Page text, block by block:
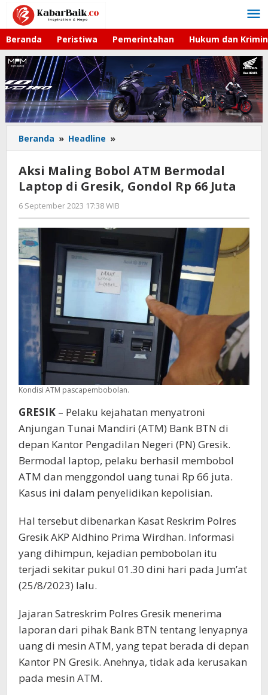
Lewati
konten
Beranda Peristiwa Pemerintahan Hukum dan
Beranda » Headline »
Maling
Bobol
ATM
Bermodal
Laptop
Gresik,
Gondol
Rp
66
Juta
Aksi Maling Bobol ATM Bermodal
Laptop di Gresik, Gondol Rp 66 Juta
6 September 2023 17:38 WIB
Andika
DP
Kondisi ATM pascapembobolan.
GRESIK – Pelaku kejahatan menyatroni
Anjungan Tunai Mandiri (ATM) Bank BTN di
depan Kantor Pengadilan Negeri (PN) Gresik.
Bermodal laptop, pelaku berhasil membobol
ATM dan menggondol uang tunai Rp 66 juta.
Kasus ini dalam penyelidikan kepolisian.
Hal tersebut dibenarkan Kasat Reskrim Polres
Gresik AKP Aldhino Prima Wirdhan. Informasi
yang dihimpun, kejadian pembobolan itu
terjadi sekitar pukul 01.30 dini hari pada Jum’at
(25/8/2023) lalu.
Jajaran Satreskrim Polres Gresik menerima
laporan dari pihak Bank BTN tentang lenyapnya
uang di mesin ATM, yang tepat berada di depan
Kantor PN Gresik. Anehnya, tidak ada kerusakan
pada mesin ATM.